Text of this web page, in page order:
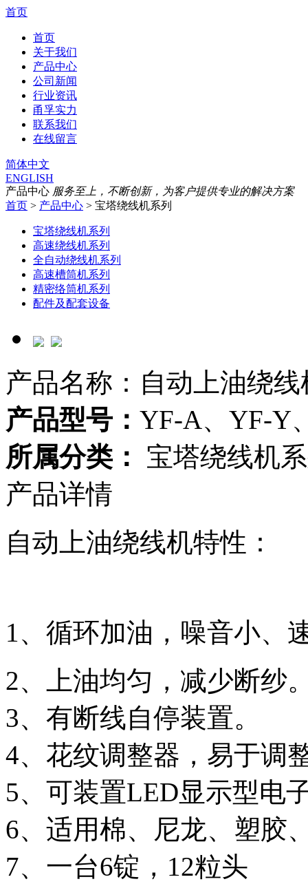
首页
首页
关于我们
产品中心
公司新闻
行业资讯
甬孚实力
联系我们
在线留言
简体中文
ENGLISH
产品中心 服务至上，不断创新，为客户提供专业的解决方案
首页 > 产品中心 > 宝塔绕线机系列
宝塔绕线机系列
高速绕线机系列
全自动绕线机系列
高速槽筒机系列
精密络筒机系列
配件及配套设备
产品名称：自动上油绕线
产品型号： YF-A、YF-Y
所属分类：
宝塔绕线机
产品详情
自动上油绕线机特性：
1、循环加油，噪音小、
2、上油均匀，减少断纱
3、有断线自停装置。
4、花纹调整器，易于调
5、可装置LED显示型电
6、适用棉、尼龙、塑胶
7、一台6锭，12粒头